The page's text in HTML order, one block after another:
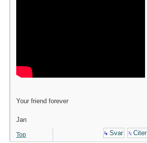
Your friend forever
Jan
Top Svar Citer